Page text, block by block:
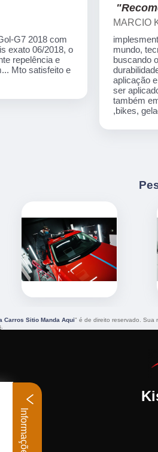
G7 2018 com
exato 06/2018, o
repelência e
Mto satisfeito e
MARCIO
mundo,
buscando
aplicação
ser
também
,bikes,
Carros Sitio Manda Aqui" é de direito reservado. Sua
.
Informações